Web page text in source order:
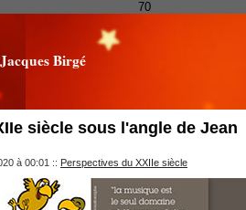
70
Birgé
siècle sous l'angle de Jean
à 00:01 :: Perspectives du XXIIe siècle